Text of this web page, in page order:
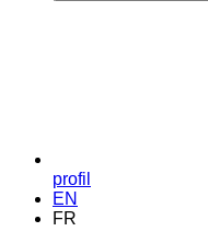
profil
EN
FR